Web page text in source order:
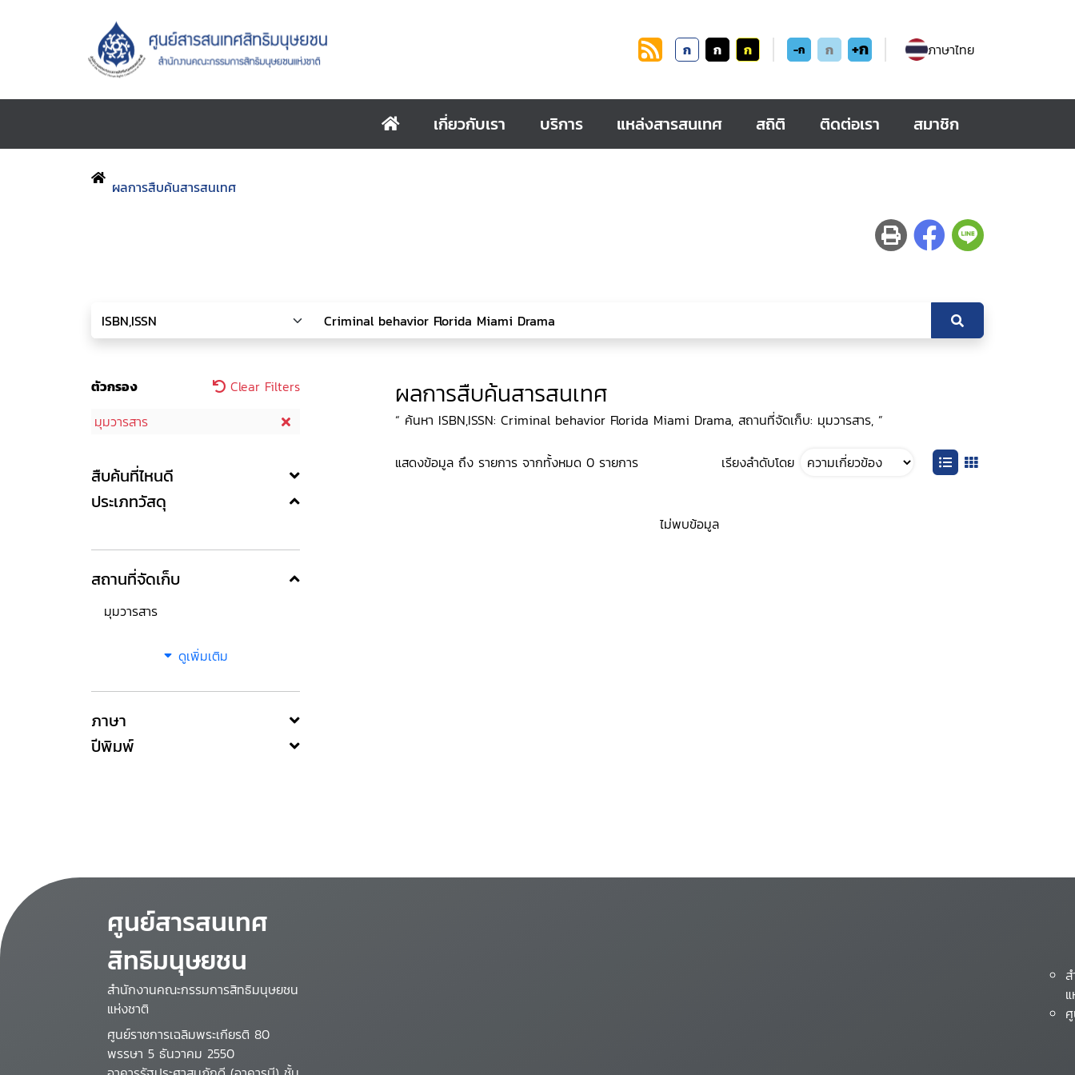
ก ก ก -ก ก +ก ภาษาไทย
เกี่ยวกับเรา บริการ แหล่งสารสนเทศ สถิติ ติดต่อเรา สมาชิก
ผลการสืบค้นสารสนเทศ
ตัวกรอง
Clear Filters
มุมวารสาร
สืบค้นที่ไหนดี
ประเภทวัสดุ
สถานที่จัดเก็บ
มุมวารสาร
ดูเพิ่มเติม
ภาษา
ปีพิมพ์
ผลการสืบค้นสารสนเทศ
“ ค้นหา ISBN,ISSN: Criminal behavior Florida Miami Drama, สถานที่จัดเก็บ: มุมวารสาร, ”
แสดงข้อมูล ถึง รายการ จากทั้งหมด 0 รายการ เรียงลำดับโดย
ไม่พบข้อมูล
ศูนย์สารสนเทศ
สิทธิมนุษยชน
สำนักงานคณะกรรมการสิทธิมนุษยชน
แห่งชาติ
ศูนย์ราชการเฉลิมพระเกียรติ 80
พรรษา 5 ธันวาคม 2550